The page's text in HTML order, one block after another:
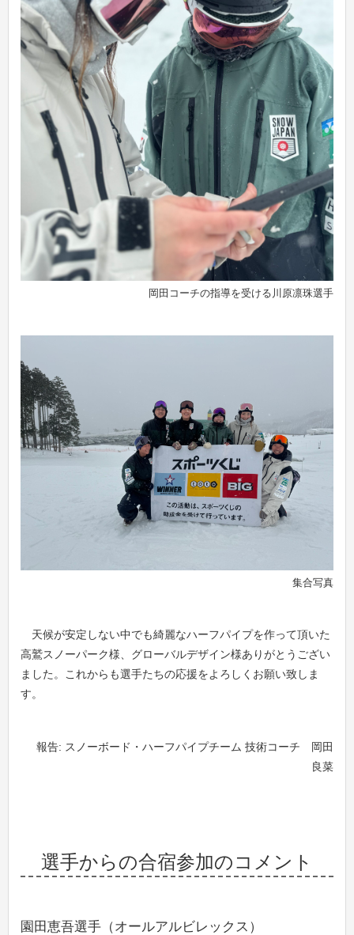
岡田コーチの指導を受ける川原凛珠選手
集合写真
天候が安定しない中でも綺麗なハーフパイプを作って頂いた
高鷲スノーパーク様、グローバルデザイン様ありがとうござい
ました。これからも選手たちの応援をよろしくお願い致しま
す。
報告: スノーボード・ハーフパイプチーム 技術コーチ 岡田
良菜
選手からの合宿参加のコメント
園田恵吾選手（オールアルビレックス）